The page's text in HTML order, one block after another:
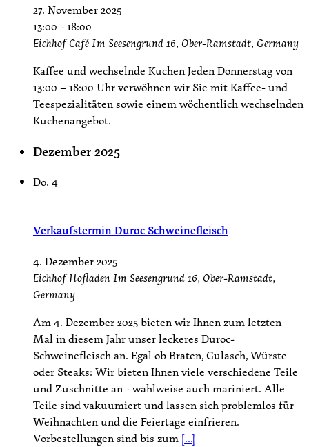
27. November 2025
13:00 -18:00
Eichhof CaféIm Seesengrund 16, Ober-Ramstadt, Germany
Kaffee und wechselnde Kuchen Jeden Donnerstag von
13:00 – 18:00 Uhr verwöhnen wir Sie mit Kaffee- und
Teespezialitäten sowie einem wöchentlich wechselnden
Kuchenangebot.
Dezember 2025
Do. 4
Verkaufstermin Duroc Schweinefleisch
4. Dezember 2025
Eichhof Hofladen Im Seesengrund 16, Ober-Ramstadt,
Germany
Am 4. Dezember 2025 bieten wir Ihnen zum letzten
Mal in diesem Jahr unser leckeres Duroc-
Schweinefleisch an. Egal ob Braten, Gulasch, Würste
oder Steaks: Wir bieten Ihnen viele verschiedene Teile
und Zuschnitte an - wahlweise auch mariniert. Alle
Teile sind vakuumiert und lassen sich problemlos für
Weihnachten und die Feiertage einfrieren.
Vorbestellungen sind bis zum [...]